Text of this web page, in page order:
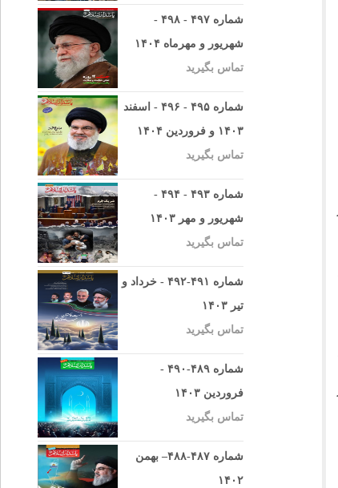
شماره ۴۹۷ - ۴۹۸ -
شهریور و مهرماه ۱۴۰۴
تماس بگیرید
شماره ۴۹۵ - ۴۹۶ - اسفند
۱۴۰۳ و فروردین ۱۴۰۴
تماس بگیرید
شماره ۴۹۳ - ۴۹۴ -
شهریور و مهر ۱۴۰۳
تماس بگیرید
شماره ۴۹۱-۴۹۲ - خرداد و
تیر ۱۴۰۳
تماس بگیرید
شماره ۴۸۹-۴۹۰ -
فروردین ۱۴۰۳
تماس بگیرید
شماره ۴۸۷-۴۸۸– بهمن
۱۴۰۲